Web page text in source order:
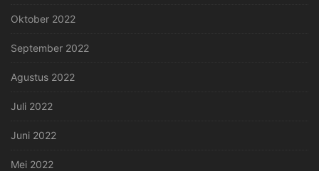
Oktober 2022
September 2022
Agustus 2022
Juli 2022
Juni 2022
Mei 2022